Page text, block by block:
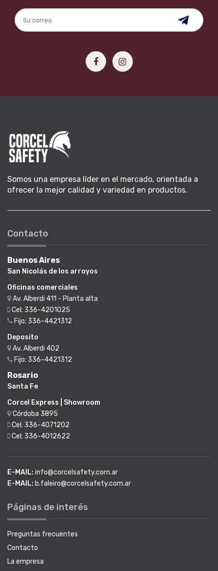
Somos una empresa líder en el mercado, orientada a
ofrecer la mejor calidad y variedad en productos.
Contacto
Buenos Aires
San Nicolás de los arroyos
Oficinas comerciales
Av. Alberdi 411 - Planta alta
Cel; 336-4201025
Fijo; 336-4421312
Deposito
Av. Alberdi 402
Fijo; 336-4421312
Rosario
Santa Fe
Corcel Express | Showroom
Córdoba 3895
Cel; 336-4071202
Cel; 336-4012622
E-MAIL: info@corcelsafety.com.ar
E-MAIL: b.faleiro@corcelsafety.com.ar
Páginas de interés
Preguntas frecuentes
Contacto
La empresa